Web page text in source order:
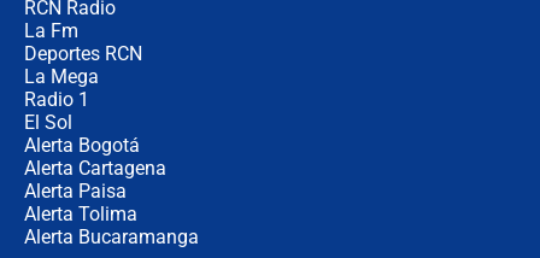
RCN Radio
La Fm
Deportes RCN
La Mega
Radio 1
El Sol
Alerta Bogotá
Alerta Cartagena
Alerta Paisa
Alerta Tolima
Alerta Bucaramanga